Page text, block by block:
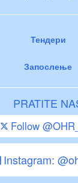
Тендери
Запослење
PRATITE
Follow
Instagram: